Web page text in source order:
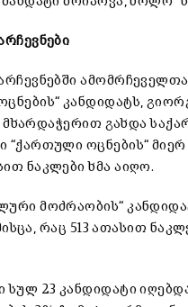
ამომრჩეველთა
კანდიდატს,
მხარდაჭერით გახდა
“ქართული ოცნების“
ნაკლები ხმა აიღო.
მოძრაობის“
რაც 513 ათასით
სულ 23 კანდიდატი